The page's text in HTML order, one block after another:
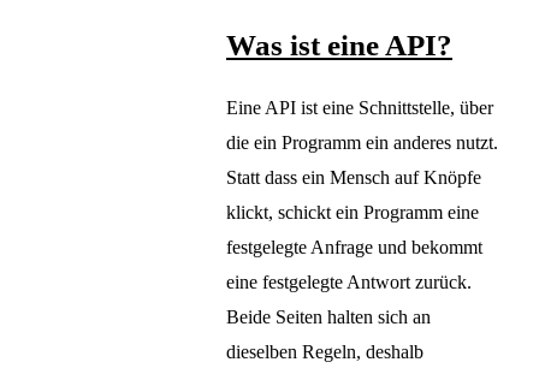
Was ist eine API?
Eine API ist eine Schnittstelle, über
die ein Programm ein anderes nutzt.
Statt dass ein Mensch auf Knöpfe
klickt, schickt ein Programm eine
festgelegte Anfrage und bekommt
eine festgelegte Antwort zurück.
Beide Seiten halten sich an
dieselben Regeln, deshalb